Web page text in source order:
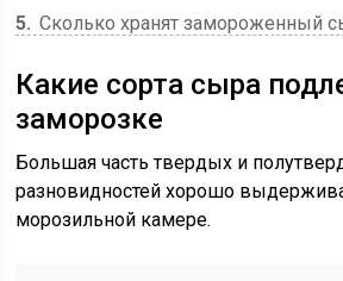
5 Сколько хранят замороженный
Какие сорта сыра
заморозке
Большая часть твердых и
разновидностей хорошо
морозильной камере.